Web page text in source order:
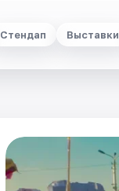
Стендап Выставки